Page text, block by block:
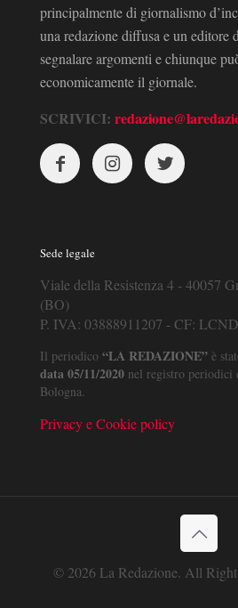
principalmente di giornalismo
una redazione diffusa e un editore
segnalare argomenti e chiunque
economicamente il giornale.
SCRIVICI:
Sede legale
Viale della Resistenza 4 - 40057
(BO)
P. IVA: 03888911207 - CF:
Il periodico “LA REDAZIONE” è
data 05/11/2020 nel registro periodici
Bologna.
Privacy e Cookie policy
© 2026 La Redazione. All